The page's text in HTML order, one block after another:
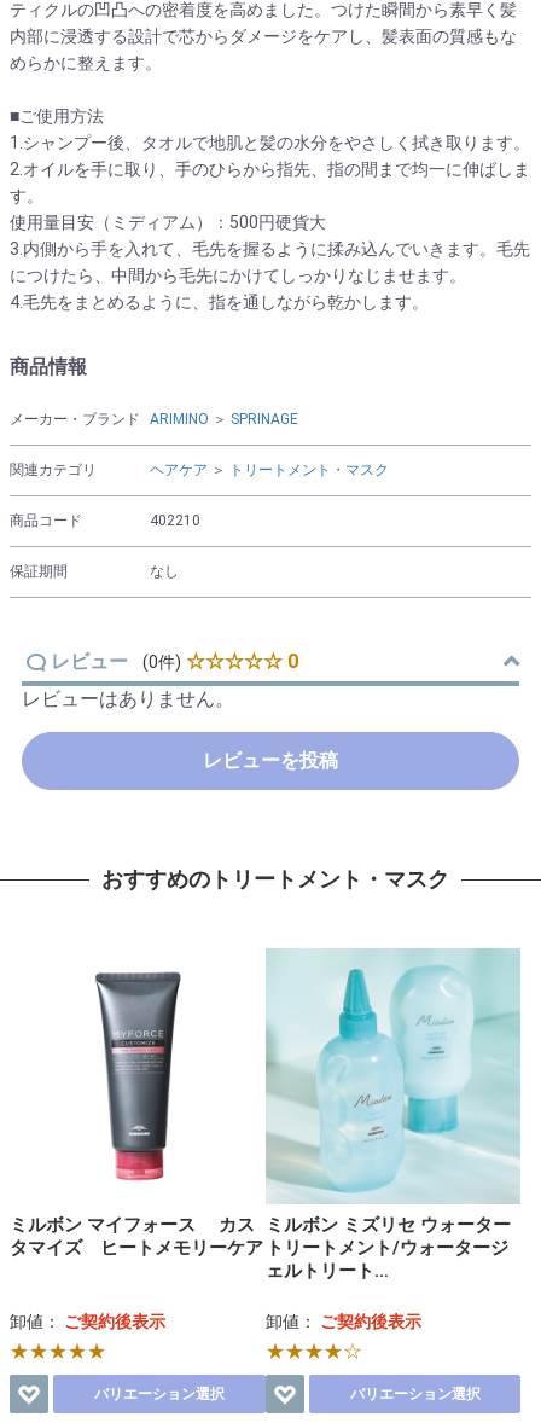
ティクルの凹凸への密着度を高めました。つけた瞬間から素早く髪
内部に浸透する設計で芯からダメージをケアし、髪表面の質感もな
めらかに整えます。
■ご使用方法
1.シャンプー後、タオルで地肌と髪の水分をやさしく拭き取ります。
2.オイルを手に取り、手のひらから指先、指の間まで均一に伸ばしま
す。
使用量目安（ミディアム）：500円硬貨大
3.内側から手を入れて、毛先を握るように揉み込んでいきます。毛先
につけたら、中間から毛先にかけてしっかりなじませます。
4.毛先をまとめるように、指を通しながら乾かします。
商品情報
メーカー・ブランド ARIMINO ＞ SPRINAGE
関連カテゴリ ヘアケア ＞ トリートメント・マスク
商品コード 402210
保証期間 なし
レビュー (0件) ☆☆☆☆☆ 0
レビューはありません。
レビューを投稿
おすすめのトリートメント・マスク
ミルボン マイフォース カス
タマイズ ヒートメモリーケア
卸値： ご契約後表示
★★★★★
バリエーション選択
ミルボン ミズリセ ウォーター
トリートメント/ウォータージ
ェルトリート…
卸値： ご契約後表示
★★★★☆
バリエーション選択